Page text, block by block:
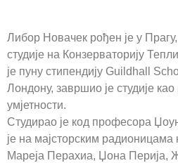
Либор Новачек рођен је у
студије на Конзерваторију
је пуну стипендију Guildhall
Лондону, завршио је студије
умјетности.
Студирао је код професора
је на мајсторским
Мареја Перахиа, Џона Перија,